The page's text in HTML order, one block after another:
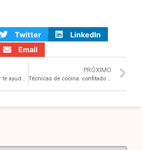
Twitter
LinkedIn
Email
PRÓXIMO